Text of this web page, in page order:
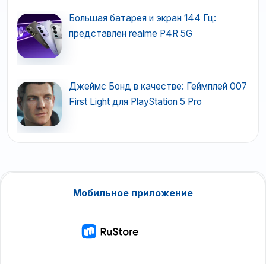
Большая батарея и экран 144 Гц:
представлен realme P4R 5G
Джеймс Бонд в качестве: Геймплей 007
First Light для PlayStation 5 Pro
Мобильное приложение